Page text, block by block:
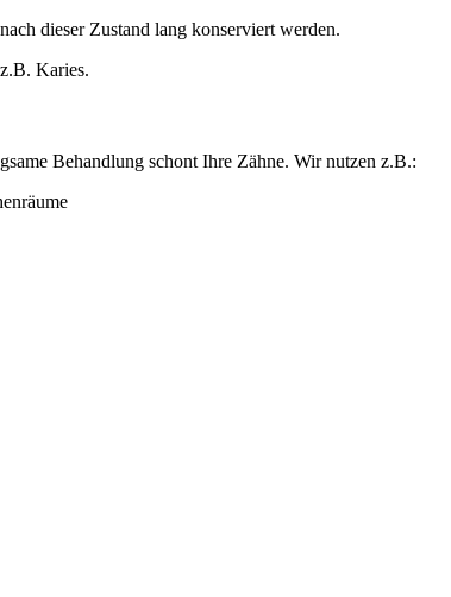
dieser Zustand lang konserviert werden.
Karies.
Behandlung schont Ihre Zähne. Wir nutzen z.B.: